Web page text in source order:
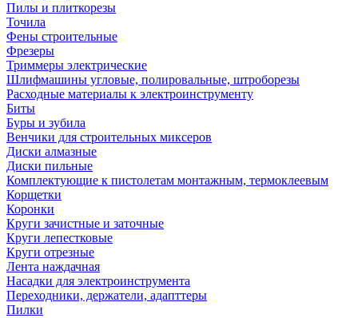
Пилы и плиткорезы
Точила
Фены строительные
Фрезеры
Триммеры электрические
Шлифмашины угловые, полировальные, штроборезы
Расходные материалы к электроинструменту
Биты
Буры и зубила
Венчики для строительных миксеров
Диски алмазные
Диски пильные
Комплектующие к пистолетам монтажным, термоклеевым
Корщетки
Коронки
Круги зачистные и заточные
Круги лепестковые
Круги отрезные
Лента наждачная
Насадки для электроинструмента
Переходники, держатели, адапттеры
Пилки